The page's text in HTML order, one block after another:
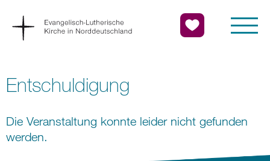
Entschuldigung
Die Veranstaltung konnte leider nicht gefunden
werden.